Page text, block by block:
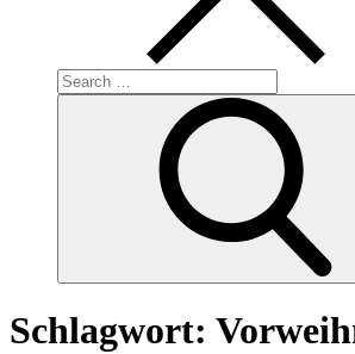
Search
for:
Schlagwort: